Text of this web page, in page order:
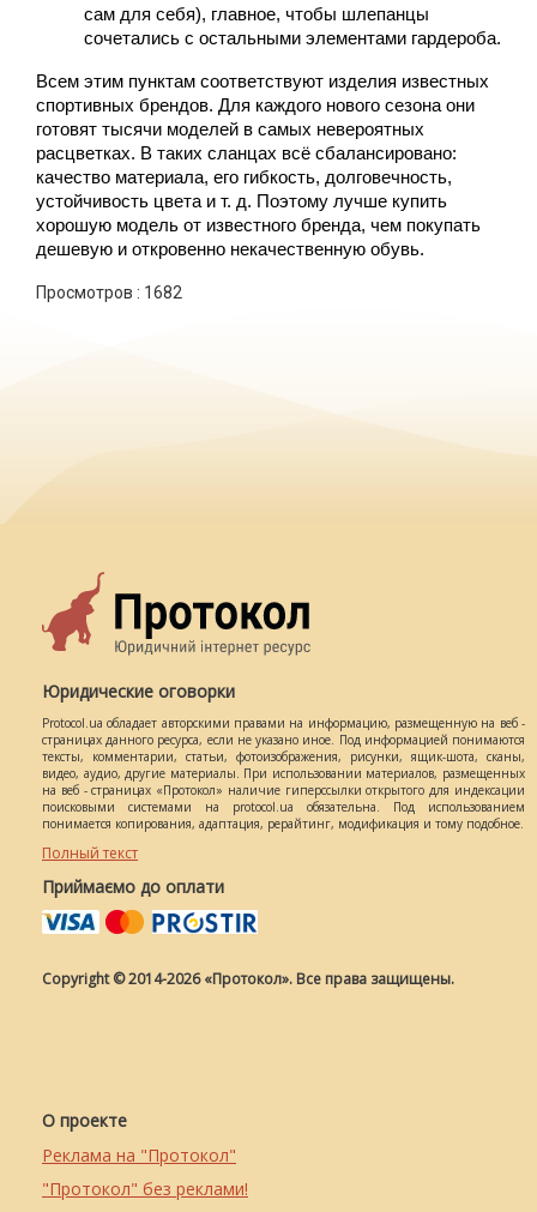
сам для себя), главное, чтобы шлепанцы
сочетались с остальными элементами гардероба.
Всем этим пунктам соответствуют изделия известных
спортивных брендов. Для каждого нового сезона они
готовят тысячи моделей в самых невероятных
расцветках. В таких сланцах всё сбалансировано:
качество материала, его гибкость, долговечность,
устойчивость цвета и т. д. Поэтому лучше купить
хорошую модель от известного бренда, чем покупать
дешевую и откровенно некачественную обувь.
Просмотров : 1682
Юридические оговорки
Protocol.ua обладает авторскими правами на информацию, размещенную на веб -
страницах данного ресурса, если не указано иное. Под информацией понимаются
тексты, комментарии, статьи, фотоизображения, рисунки, ящик-шота, сканы,
видео, аудио, другие материалы. При использовании материалов, размещенных
на веб - страницах «Протокол» наличие гиперссылки открытого для индексации
поисковыми системами на protocol.ua обязательна. Под использованием
понимается копирования, адаптация, рерайтинг, модификация и тому подобное.
Полный текст
Приймаємо до оплати
Copyright © 2014-2026 «Протокол». Все права защищены.
О проекте
Реклама на "Протокол"
"Протокол" без реклами!